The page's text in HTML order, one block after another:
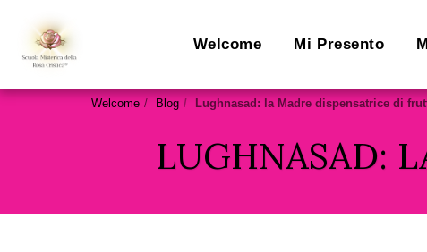
Welcome Mi Presento
Welcome Blog Lughnasad: la Madre dispensatrice di
LUGHNASAD: